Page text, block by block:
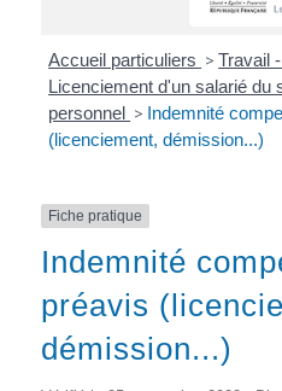
Accueil particuliers > Travail
Licenciement d'un salarié du
personnel > Indemnité
(licenciement, démission...)
Fiche pratique
Indemnité
préavis
démission...)